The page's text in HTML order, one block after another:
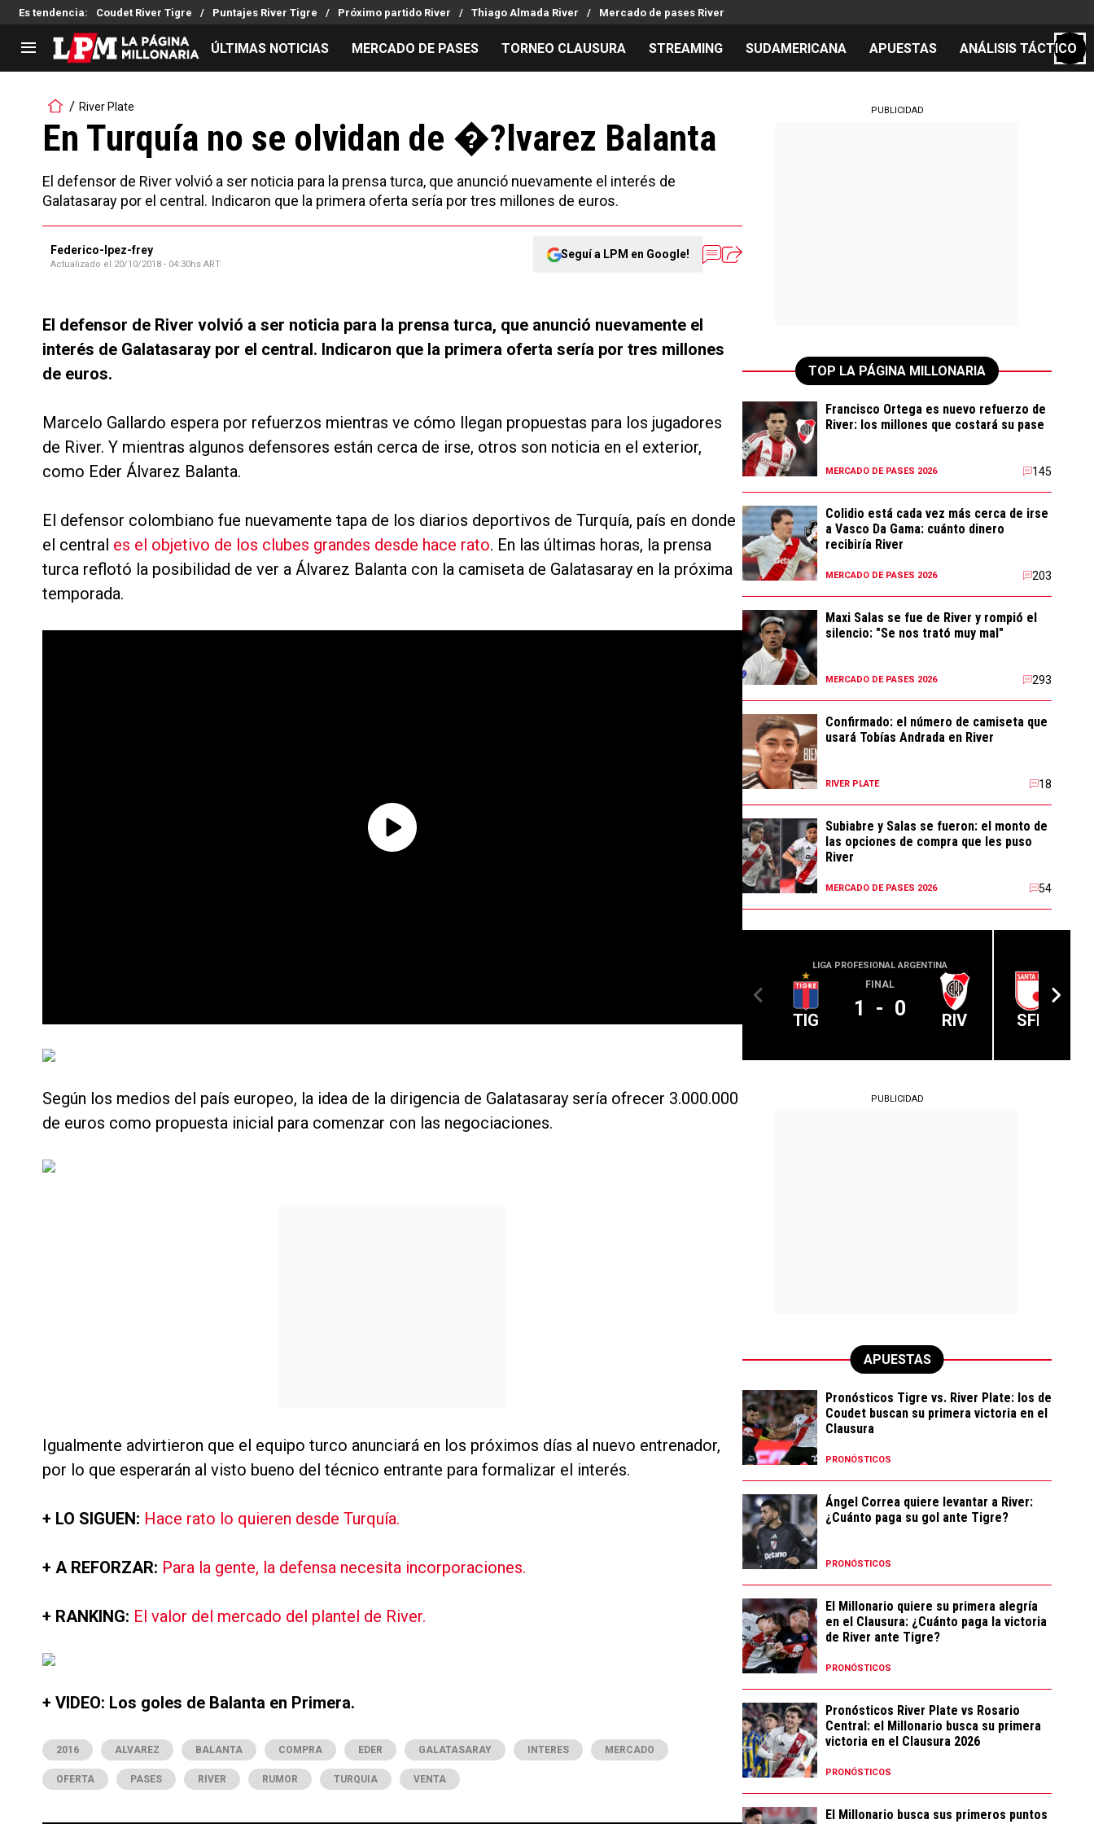
Es tendencia: Coudet River Tigre Puntajes River Tigre Próximo partido River Thiago Almada River Mercado de pases River
LIGA PROFESIONAL
Noticias
Tabla de posiciones
Reserva
Copa Sudamericana
Copa Argentina
Mercado de Pases
Análisis tácticos
Chacho Coudet
Streaming
Entradas
Los goles de River
Noticias
Guías
Pronósticos
ÚLTIMAS NOTICIAS MERCADO DE PASES TORNEO CLAUSURA STREAMING SUDAMERICANA APUESTAS ANÁLISIS TÁCTICO
River Plate
En Turquía no se olvidan de �?lvarez Balanta
El defensor de River volvió a ser noticia para la prensa turca, que anunció nuevamente el interés de
Galatasaray por el central. Indicaron que la primera oferta sería por tres millones de euros.
Federico-lpez-frey
Actualizado el 20/10/2018 - 04:30hs ART
Seguí a LPM en Google!
El defensor de River volvió a ser noticia para la prensa turca, que anunció nuevamente el
interés de Galatasaray por el central. Indicaron que la primera oferta sería por tres millones
de euros.
Marcelo Gallardo espera por refuerzos mientras ve cómo llegan propuestas para los jugadores
de River. Y mientras algunos defensores están cerca de irse, otros son noticia en el exterior,
como Eder Álvarez Balanta.
El defensor colombiano fue nuevamente tapa de los diarios deportivos de Turquía, país en donde
el central es el objetivo de los clubes grandes desde hace rato. En las últimas horas, la prensa
turca reflotó la posibilidad de ver a Álvarez Balanta con la camiseta de Galatasaray en la próxima
temporada.
Según los medios del país europeo, la idea de la dirigencia de Galatasaray sería ofrecer 3.000.000
de euros como propuesta inicial para comenzar con las negociaciones.
Igualmente advirtieron que el equipo turco anunciará en los próximos días al nuevo entrenador,
por lo que esperarán al visto bueno del técnico entrante para formalizar el interés.
+ LO SIGUEN: Hace rato lo quieren desde Turquía.
+ A REFORZAR: Para la gente, la defensa necesita incorporaciones.
+ RANKING: El valor del mercado del plantel de River.
+ VIDEO: Los goles de Balanta en Primera.
2016 ALVAREZ BALANTA COMPRA EDER GALATASARAY INTERES MERCADO
OFERTA PASES RIVER RUMOR TURQUIA VENTA
PUBLICIDAD
TOP LA PÁGINA MILLONARIA
Francisco Ortega es nuevo refuerzo de
River: los millones que costará su pase
MERCADO DE PASES 2026 145
Colidio está cada vez más cerca de irse
a Vasco Da Gama: cuánto dinero
recibiría River
MERCADO DE PASES 2026 203
Maxi Salas se fue de River y rompió el
silencio: "Se nos trató muy mal"
MERCADO DE PASES 2026 293
Confirmado: el número de camiseta que
usará Tobías Andrada en River
RIVER PLATE 18
Subiabre y Salas se fueron: el monto de
las opciones de compra que les puso
River
MERCADO DE PASES 2026 54
LIGA PROFESIONAL ARGENTINA
TIG
FINAL
1 - 0 RIV SFE
PUBLICIDAD
APUESTAS
Pronósticos Tigre vs. River Plate: los de
Coudet buscan su primera victoria en el
Clausura
PRONÓSTICOS
Ángel Correa quiere levantar a River:
¿Cuánto paga su gol ante Tigre?
PRONÓSTICOS
El Millonario quiere su primera alegría
en el Clausura: ¿Cuánto paga la victoria
de River ante Tigre?
PRONÓSTICOS
Pronósticos River Plate vs Rosario
Central: el Millonario busca su primera
victoria en el Clausura 2026
PRONÓSTICOS
El Millonario busca sus primeros puntos